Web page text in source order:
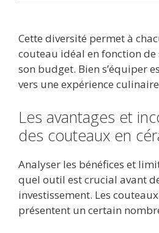
Cette diversité permet à
couteau idéal en fonction de
son budget. Bien s’équiper
vers une expérience
Les avantages et
des couteaux en
Analyser les bénéfices et
quel outil est crucial avant
investissement. Les
présentent un certain